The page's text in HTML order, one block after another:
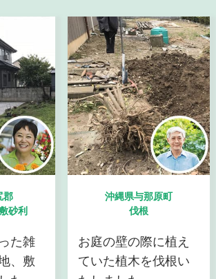
郡
砂利
た雑
、敷
沖縄県与那原町
伐根
お庭の壁の際に植え
ていた植木を伐根い